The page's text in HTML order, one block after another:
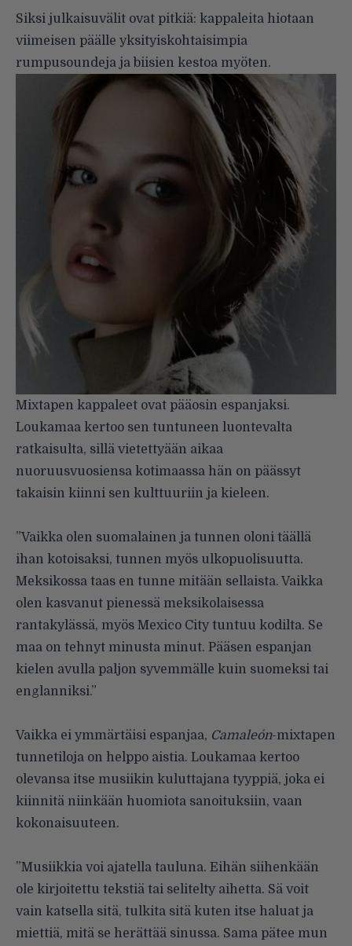
Siksi julkaisuvälit ovat pitkiä: kappaleita hiotaan
viimeisen päälle yksityiskohtaisimpia
rumpusoundeja ja biisien kestoa myöten.
Mixtapen kappaleet ovat pääosin espanjaksi.
Loukamaa kertoo sen tuntuneen luontevalta
ratkaisulta, sillä vietettyään aikaa
nuoruusvuosiensa kotimaassa hän on päässyt
takaisin kiinni sen kulttuuriin ja kieleen.
”Vaikka olen suomalainen ja tunnen oloni täällä
ihan kotoisaksi, tunnen myös ulkopuolisuutta.
Meksikossa taas en tunne mitään sellaista. Vaikka
olen kasvanut pienessä meksikolaisessa
rantakylässä, myös Mexico City tuntuu kodilta. Se
maa on tehnyt minusta minut. Pääsen espanjan
kielen avulla paljon syvemmälle kuin suomeksi tai
englanniksi.”
Vaikka ei ymmärtäisi espanjaa, Camaleón-mixtapen
tunnetiloja on helppo aistia. Loukamaa kertoo
olevansa itse musiikin kuluttajana tyyppiä, joka ei
kiinnitä niinkään huomiota sanoituksiin, vaan
kokonaisuuteen.
”Musiikkia voi ajatella tauluna. Eihän siihenkään
ole kirjoitettu tekstiä tai selitelty aihetta. Sä voit
vain katsella sitä, tulkita sitä kuten itse haluat ja
miettiä, mitä se herättää sinussa. Sama pätee mun